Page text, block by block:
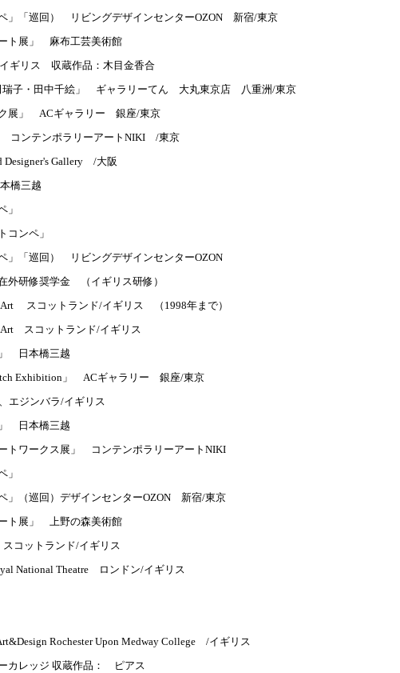
ペ」「巡回） リビングデザインセンターOZON 新宿/東京
ート展」 麻布工芸美術館
ギリス 収蔵作品：木目金香合
瑞子・田中千絵」 ギャラリーてん 大丸東京店 八重洲/東京
ク展」 ACギャラリー 銀座/東京
コンテンポラリーアートNIKI /東京
Designer's Gallery /大阪
橋三越
」
コンペ」
」「巡回） リビングデザインセンターOZON
外研修奨学金 （イギリス研修）
Art スコットランド/イギリス （1998年まで）
Art スコットランド/イギリス
」 日本橋三越
Exhibition」 ACギャラリー 銀座/東京
エジンバラ/イギリス
」 日本橋三越
トワークス展」 コンテンポラリーアートNIKI
」
」（巡回）デザインセンターOZON 新宿/東京
ート展」 上野の森美術館
コットランド/イギリス
National Theatre ロンドン/イギリス
Rochester Upon Medway College /イギリス
カレッジ 収蔵作品： ピアス